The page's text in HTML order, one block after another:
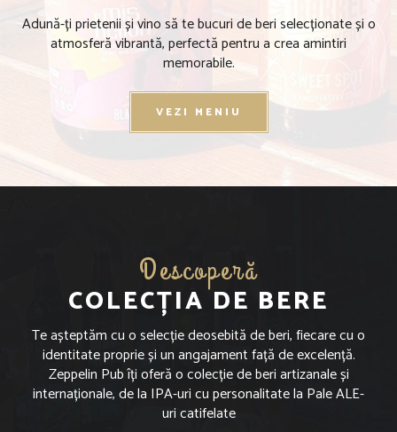
Adună-ți prietenii și vino să te bucuri de beri selecționate și o
atmosferă vibrantă, perfectă pentru a crea amintiri
memorabile.
VEZI MENIU
Descoperă
COLECȚIA DE BERE
Te așteptăm cu o selecție deosebită de beri, fiecare cu o
identitate proprie și un angajament față de excelență.
Zeppelin Pub îți oferă o colecție de beri artizanale și
internaționale, de la IPA-uri cu personalitate la Pale ALE-
uri catifelate